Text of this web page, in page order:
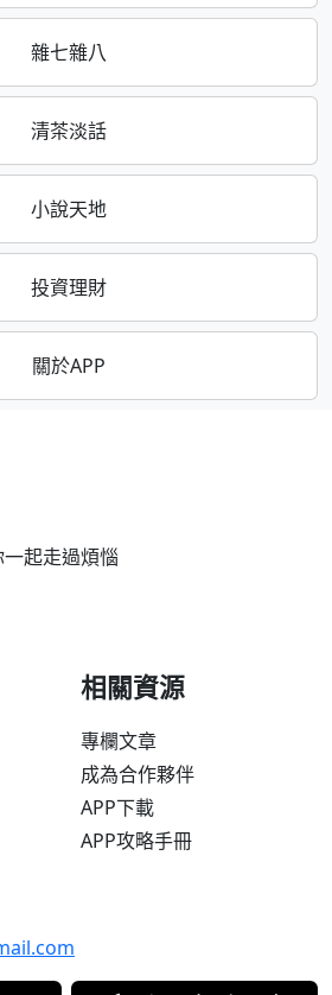
雜七雜八
清茶淡話
小說天地
投資理財
關於APP
起走過煩惱
相關資源
專欄文章
成為合作夥伴
APP下載
APP攻略手冊